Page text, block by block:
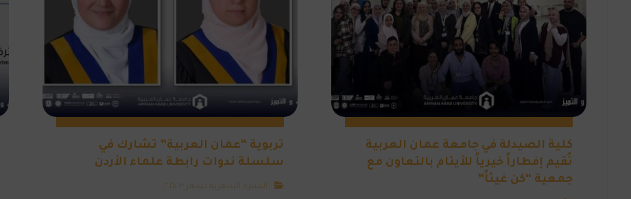
كلية الصيدلة في جامعة عمان العربية
تُقيم إفطاراً خيرياً للأيتام بالتعاون مع
جمعية “كن غيثاً”
تربوية “عمان العربية” تشارك في
سلسلة ندوات رابطة علماء الأردن
النشرة الشهرية لشهر ٣ ٢٠٢٥